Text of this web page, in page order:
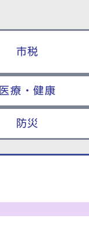
市税
医療・健康
防災